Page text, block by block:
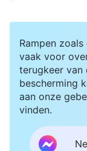
Rampen
vaak voor
terugkeer van
bescherming
aan onze
vinden.